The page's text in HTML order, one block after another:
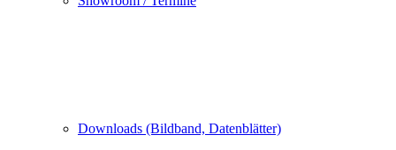
Downloads (Bildband, Datenblätter)